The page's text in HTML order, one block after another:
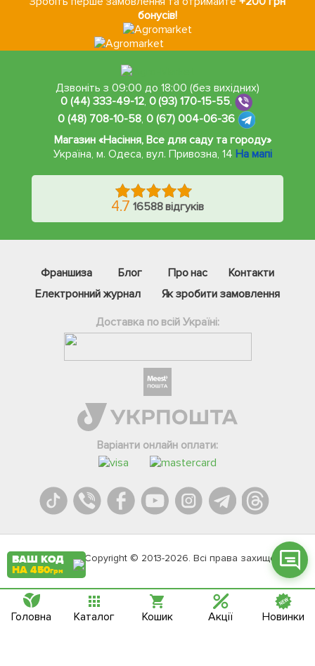
бонусів!
Дзвоніть з 09:00 до 18:00 (без вихідних)
0 (44) 333-49-12, 0 (93) 170-15-55,
0 (48) 708-10-58, 0 (67) 004-06-36
Магазин «Насіння, Все для саду та городу»
Україна, м. Одеса,вул. Привозна, 14 На мапі
4.7 16588 відгуків
Франшиза Блог Про нас
Контакти
Електронний журнал
Як зробити замовлення
Доставка по всій Україні:
Варіанти онлайн оплати:
Agromarket.Copyright © 2013-2026. Всі права захищені
Телеграм
Вайбер
Онлайн чат
ВАШ КОД
НА 450грн
Головна Каталог Кошик Акції Новинки